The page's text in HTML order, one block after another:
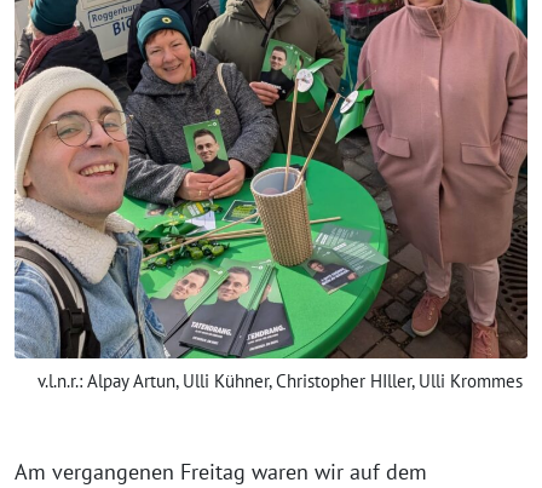
v.l.n.r.: Alpay Artun, Ulli Kühner, Christopher HIller, Ulli Krommes
Am vergangenen Freitag waren wir auf dem